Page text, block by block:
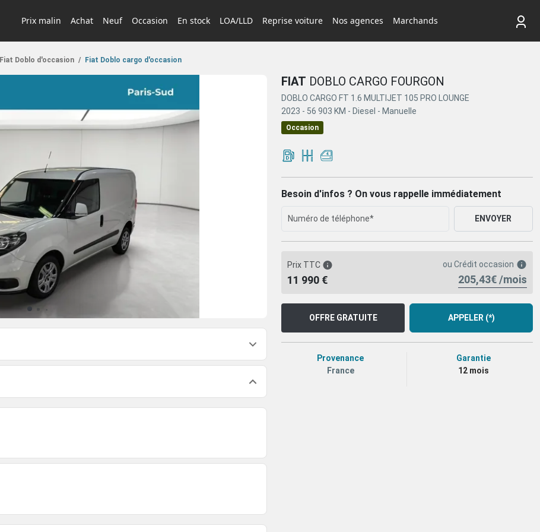
Prix malin Achat Neuf Occasion En stock LOA/LLD Reprise voiture Nos agences Marchands
Fiat Doblo d'occasion / Fiat Doblo cargo d'occasion
FIAT DOBLO CARGO FOURGON
DOBLO CARGO FT 1.6 MULTIJET 105 PRO LOUNGE
2023 - 56 903 KM - Diesel - Manuelle
Occasion
Besoin d'infos ? On vous rappelle immédiatement
ENVOYER
Prix TTC
11 990 €
ou Crédit occasion
205,43€ /mois
OFFRE GRATUITE APPELER (*)
Provenance
France
Garantie
12 mois